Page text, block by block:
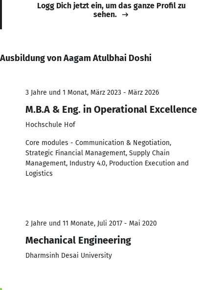
Logg Dich jetzt ein, um das ganze Profil zu
sehen.
Ausbildung von Aagam Atulbhai Doshi
3 Jahre und 1 Monat, März 2023 - März 2026
M.B.A & Eng. in Operational Excellence
Hochschule Hof
Core modules - Communication & Negotiation,
Strategic Financial Management, Supply Chain
Management, Industry 4.0, Production Execution and
Logistics
2 Jahre und 11 Monate, Juli 2017 - Mai 2020
Mechanical Engineering
Dharmsinh Desai University